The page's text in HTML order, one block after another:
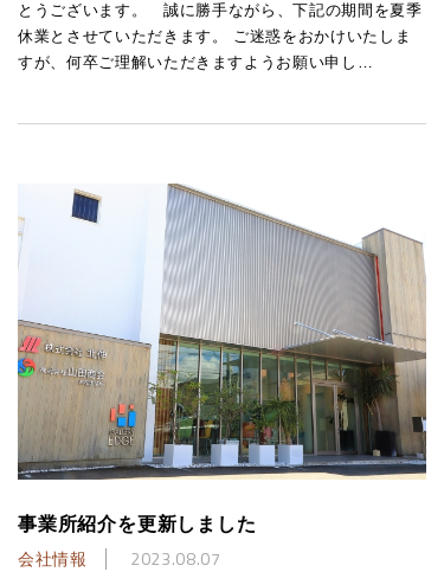
とうございます。 誠に勝手ながら、下記の期間を夏季
休業とさせていただきます。 ご迷惑をおかけいたしま
すが、何卒ご理解いただきますようお願い申し…
事業所紹介を更新しました
会社情報 2023.08.07